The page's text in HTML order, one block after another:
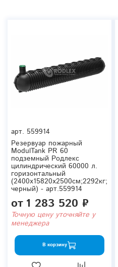
арт. 559914
Резервуар пожарный
ModulTank PR 60
подземный Родлекс
цилиндрический 60000 л.
горизонтальный
(2400x15820x2500см;2292кг;
черный) - арт.559914
от 1 283 520 ₽
Точную цену уточняйте у
менеджера
В корзину